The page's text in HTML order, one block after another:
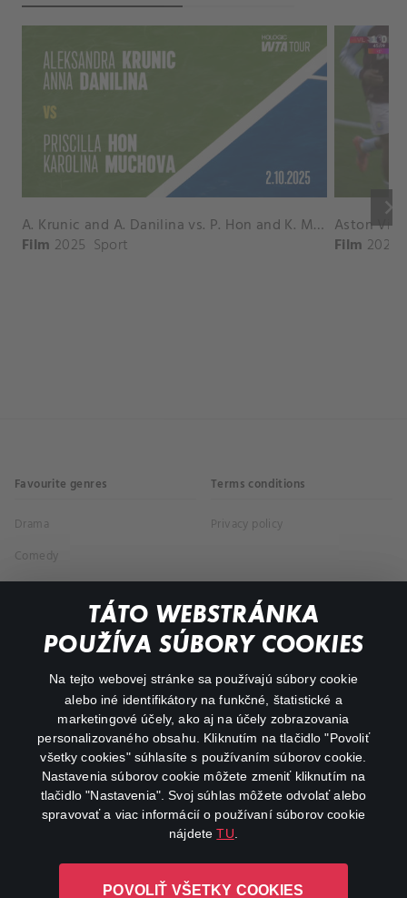
TÁTO WEBSTRÁNKA
POUŽÍVA SÚBORY COOKIES
Na tejto webovej stránke sa používajú súbory cookie
alebo iné identifikátory na funkčné, štatistické a
marketingové účely, ako aj na účely zobrazovania
personalizovaného obsahu. Kliknutím na tlačidlo "Povoliť
všetky cookies" súhlasíte s používaním súborov cookie.
Nastavenia súborov cookie môžete zmeniť kliknutím na
tlačidlo "Nastavenia". Svoj súhlas môžete odvolať alebo
spravovať a viac informácií o používaní súborov cookie
nájdeteTU
POVOLIŤ VŠETKY COOKIES
keyboard_arrow_right
A. Krunic and A. Danilina vs. P. Hon and K. Muchova Match Highlights - BEIJING_Capital Group Diamond ( October 02, 2025)
Film 2025 Sport Film 2026
Favourite genres
Drama
Comedy
Terms conditions
Privacy policy
My profile
Important links
Canal+ Luxembourg S. à r.l. so sídlom Rue Albert Borschette 4,